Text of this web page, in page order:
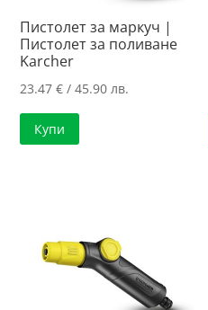
Пистолет за маркуч |
Пистолет за поливане
Karcher
23.47€ / 45.90 лв.
Купи